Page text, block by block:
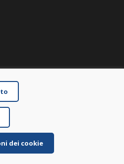
dei cookie